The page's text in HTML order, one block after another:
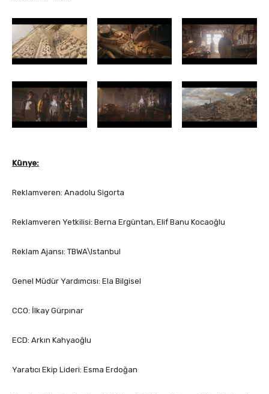
Künye:
Reklamveren: Anadolu Sigorta
Reklamveren Yetkilisi: Berna Ergüntan, Elif Banu Kocaoğlu
Reklam Ajansı: TBWA\Istanbul
Genel Müdür Yardımcısı: Ela Bilgisel
CCO: İlkay Gürpınar
ECD: Arkın Kahyaoğlu
Yaratıcı Ekip Lideri: Esma Erdoğan